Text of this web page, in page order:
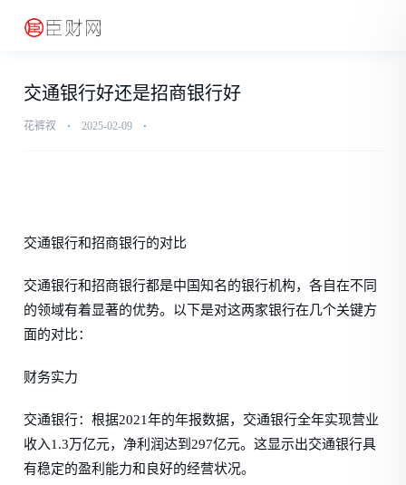
交通银行好还是招商银行好
花裤衩 ⋅ 2025-02-09 ⋅
交通银行和招商银行的对比
交通银行和招商银行都是中国知名的银行机构，各自在不同
的领域有着显著的优势。以下是对这两家银行在几个关键方
面的对比：
财务实力
交通银行：根据2021年的年报数据，交通银行全年实现营业
收入1.3万亿元，净利润达到297亿元。这显示出交通银行具
有稳定的盈利能力和良好的经营状况。